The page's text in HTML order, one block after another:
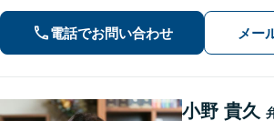
電話でお問い合わせ メー
小野 貴久